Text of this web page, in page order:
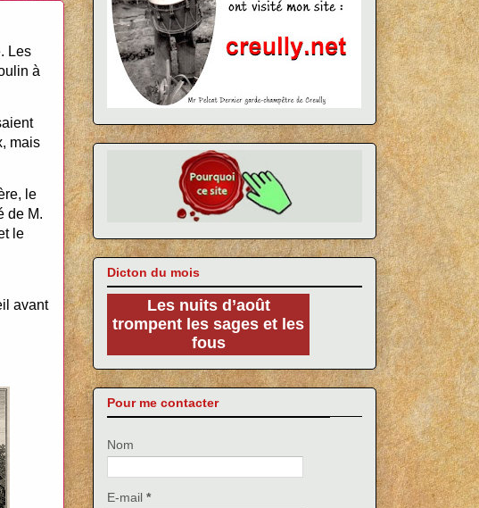
Les
à
mais
le
de M.
le
avant
Dicton du mois
Les nuits d’août
trompent les sages et les
fous
Pour me contacter
Nom
E-mail *